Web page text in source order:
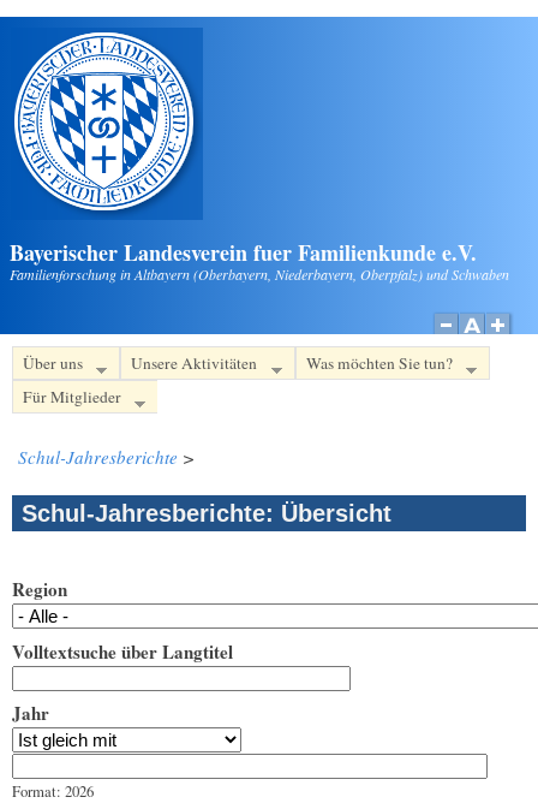
Direkt zum Inhalt
Bayerischer Landesverein fuer Familienkunde e.V.
Familienforschung in Altbayern (Oberbayern, Niederbayern, Oberpfalz) und Schwaben
Über uns Unsere Aktivitäten
Was möchten Sie tun?
Für Mitglieder
Schul-Jahresberichte >
Schul-Jahresberichte: Übersicht
Region
Volltextsuche über Langtitel
Jahr
Format: 2026